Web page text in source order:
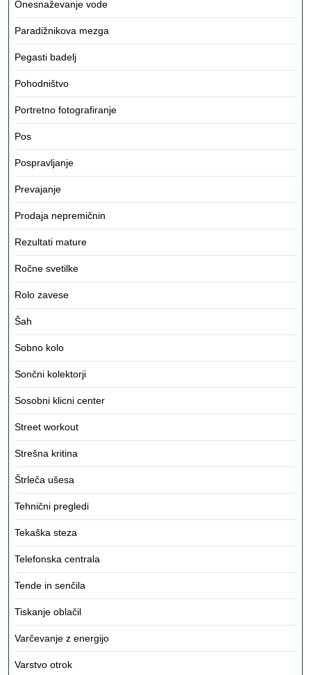
Onesnaževanje vode
Paradižnikova mezga
Pegasti badelj
Pohodništvo
Portretno fotografiranje
Pos
Pospravljanje
Prevajanje
Prodaja nepremičnin
Rezultati mature
Ročne svetilke
Rolo zavese
Šah
Sobno kolo
Sončni kolektorji
Sosobni klicni center
Street workout
Strešna kritina
Štrleča ušesa
Tehnični pregledi
Tekaška steza
Telefonska centrala
Tende in senčila
Tiskanje oblačil
Varčevanje z energijo
Varstvo otrok